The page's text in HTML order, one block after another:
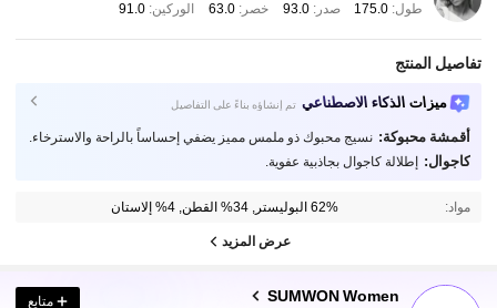
طول: 175.0 صدر:93.0 خصر: 63.0 الوركين: 91.0
تفاصيل المنتج
ميزات الذكاء الاصطناعي تم إنشاؤه بناءً على التفاصيل
أقمشة محبوكة: نسيج محبوك ذو ملمس مميز يضفي إحساساً بالراحة والاسترخاء.
كاجوال: إطلالة كاجوال بجاذبية عفوية.
مواد: 62% البوليستر, 34% القطن, 4% إلاستان
عرض المزيد
SUMWON Women متابع